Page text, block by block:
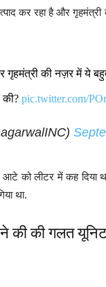
कर रहा है और
गृहमंत्री की नज़र में ये
की? pic.twitter.com/
आटे को लीटर में कह दिया
था.
की की गलत